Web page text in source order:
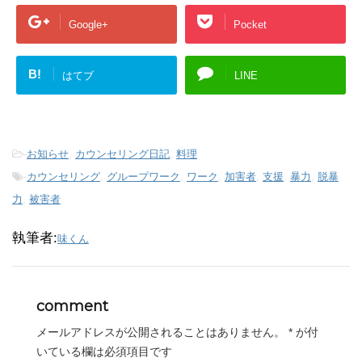
Google+ Pocket
B! はてブ LINE
-お知らせ, カウンセリング日記, 料理
-カウンセリング, グループワーク , ワーク , 加害者, 支援, 暴力 , 脱暴
力 , 被害者
執筆者:味くん
comment
メールアドレスが公開されることはありません。 * が付
いている欄は必須項目です